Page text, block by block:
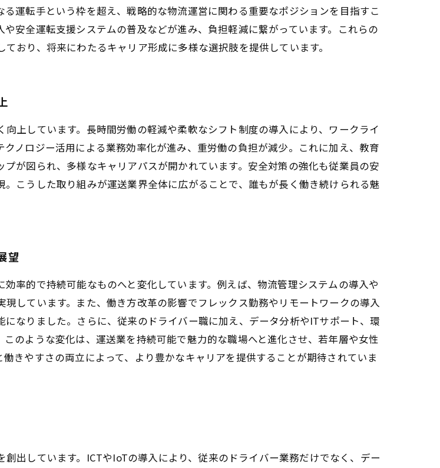
運転手という枠を超え、戦略的な物流運営に関わる重要なポジションを目指すこ
安全運転支援システムの普及などが進み、負担軽減に繋がっています。これらの
おり、将来にわたるキャリア形成に多様な選択肢を提供しています。
上しています。長時間労働の軽減や柔軟なシフト制度の導入により、ワークライ
ノロジー活用による業務効率化が進み、重労働の負担が減少。これに加え、教育
が図られ、多様なキャリアパスが開かれています。安全対策の強化も従業員の安
こうした取り組みが運送業界全体に広がることで、誰もが長く働き続けられる魅
望
率的で持続可能なものへと変化しています。例えば、物流管理システムの導入や
しています。また、働き方改革の影響でフレックス勤務やリモートワークの導入
なりました。さらに、従来のドライバー職に加え、データ分析やITサポート、環
のような変化は、運送業を持続可能で魅力的な職場へと進化させ、若年層や女性
きやすさの両立によって、より豊かなキャリアを提供することが期待されていま
出しています。ICTやIoTの導入により、従来のドライバー業務だけでなく、デー